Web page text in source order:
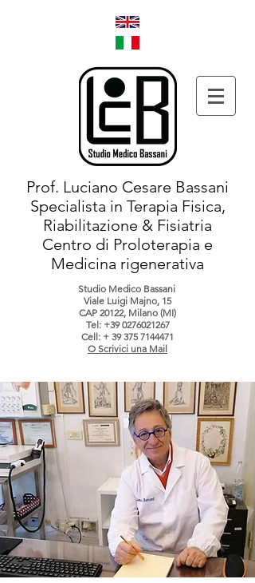
Prof. Luciano Cesare Bassani
Specialista in Terapia Fisica,
Riabilitazione & Fisiatria
Centro di Proloterapia e
Medicina rigenerativa
Studio Medico Bassani
Viale Luigi Majno, 15
CAP 20122, Milano (MI)
Tel: +39 0276021267
Cell: + 39 375 7144471
O Scrivici una Mail